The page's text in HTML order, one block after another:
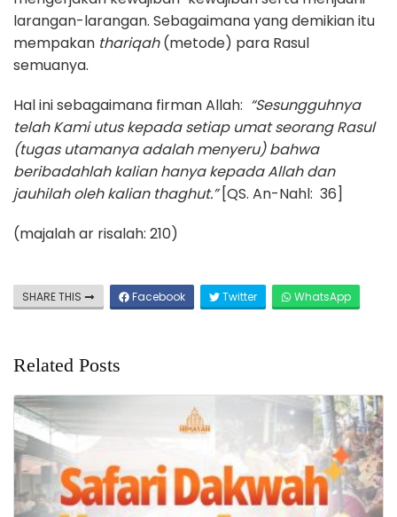
larangan-larangan. Sebagaimana yang demikian itu
mempakan thariqah(metode) para Rasul
semuanya.
Hal ini sebagaimana firman Allah: “Sesungguhnya
telah Kami utus kepada setiap umat seorang Rasul
(tugas utamanya adalah menyeru) bahwa
beribadahlah kalian hanya kepada Allah dan
jauhilah oleh kalian thaghut.”[QS. An-Nahl: 36]
(majalah ar risalah: 210)
SHARE THIS Facebook Twitter WhatsApp
Related Posts